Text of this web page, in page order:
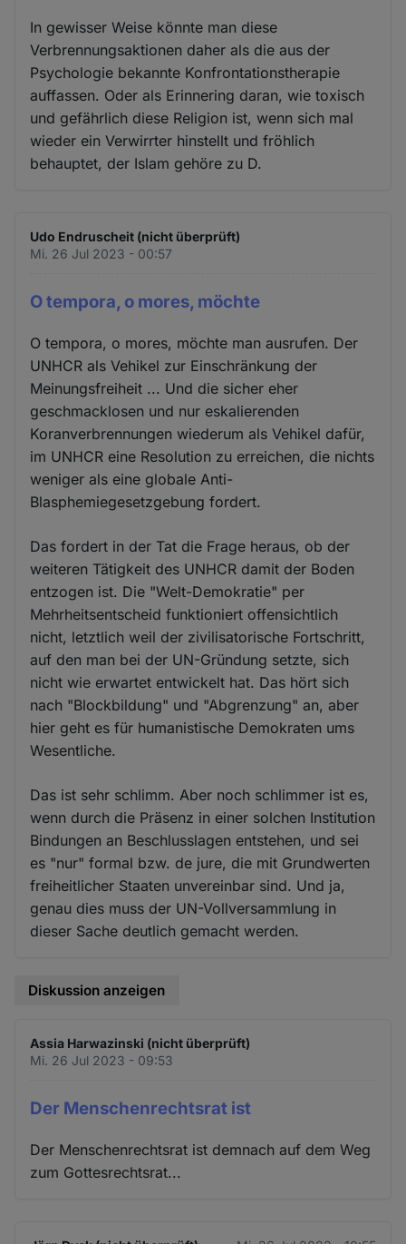
In gewisser Weise könnte man diese
Verbrennungsaktionen daher als die aus der
Psychologie bekannte Konfrontationstherapie
auffassen. Oder als Erinnering daran, wie toxisch
und gefährlich diese Religion ist, wenn sich mal
wieder ein Verwirrter hinstellt und fröhlich
behauptet, der Islam gehöre zu D.
Udo Endruscheit (nicht überprüft)
Mi. 26 Jul 2023 - 00:57
O tempora, o mores, möchte
O tempora, o mores, möchte man ausrufen. Der
UNHCR als Vehikel zur Einschränkung der
Meinungsfreiheit ... Und die sicher eher
geschmacklosen und nur eskalierenden
Koranverbrennungen wiederum als Vehikel dafür,
im UNHCR eine Resolution zu erreichen, die nichts
weniger als eine globale Anti-
Blasphemiegesetzgebung fordert.
Das fordert in der Tat die Frage heraus, ob der
weiteren Tätigkeit des UNHCR damit der Boden
entzogen ist. Die "Welt-Demokratie" per
Mehrheitsentscheid funktioniert offensichtlich
nicht, letztlich weil der zivilisatorische Fortschritt,
auf den man bei der UN-Gründung setzte, sich
nicht wie erwartet entwickelt hat. Das hört sich
nach "Blockbildung" und "Abgrenzung" an, aber
hier geht es für humanistische Demokraten ums
Wesentliche.
Das ist sehr schlimm. Aber noch schlimmer ist es,
wenn durch die Präsenz in einer solchen Institution
Bindungen an Beschlusslagen entstehen, und sei
es "nur" formal bzw. de jure, die mit Grundwerten
freiheitlicher Staaten unvereinbar sind. Und ja,
genau dies muss der UN-Vollversammlung in
dieser Sache deutlich gemacht werden.
Diskussion anzeigen
Assia Harwazinski (nicht überprüft)
Mi. 26 Jul 2023 - 09:53
Der Menschenrechtsrat ist
Der Menschenrechtsrat ist demnach auf dem Weg
zum Gottesrechtsrat...